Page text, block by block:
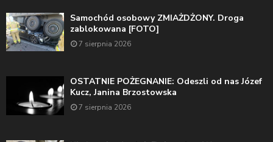
Samochód osobowy ZMIAŻDŻONY. Droga
zablokowana [FOTO]
7 sierpnia 2026
OSTATNIE POŻEGNANIE: Odeszli od nas Józef
Kucz, Janina Brzostowska
7 sierpnia 2026